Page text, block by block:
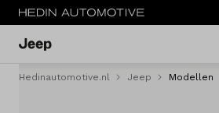
MENU
Hedinautomotive.nl Jeep Modellen